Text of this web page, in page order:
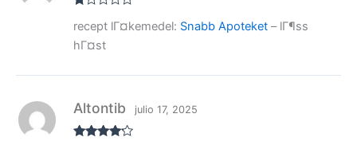
al
or
ad
co
de
5
recept lГ¤kemedel: Snabb Apoteket– lГ¶ss
hГ¤st
Altontib julio 17, 2025